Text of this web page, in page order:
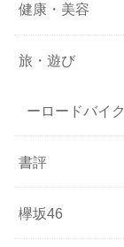
健康・美容
旅・遊び
ーロードバイク
書評
欅坂46